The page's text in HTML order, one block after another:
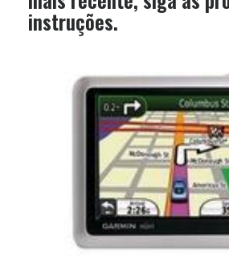
instruções.